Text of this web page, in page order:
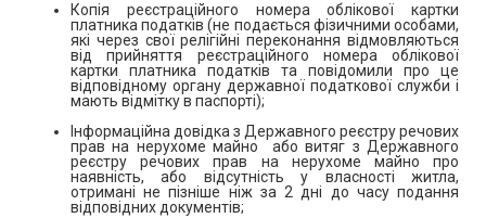
Копія реєстраційного номера облікової картки
платника податків (не подається фізичними особами,
які через свої релігійні переконання відмовляються
від прийняття реєстраційного номера облікової
картки платника податків та повідомили про це
відповідному органу державної податкової служби і
мають відмітку в паспорті);
Інформаційна довідка з Державного реєстру речових
прав на нерухоме майно або витяг з Державного
реєстру речових прав на нерухоме майно про
наявність, або відсутність у власності житла,
отримані не пізніше ніж за 2 дні до часу подання
відповідних документів;